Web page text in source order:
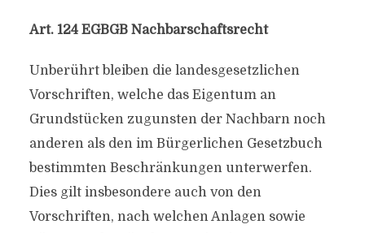
Art. 124 EGBGB Nachbarschaftsrecht
Unberührt bleiben die landesgesetzlichen
Vorschriften, welche das Eigentum an
Grundstücken zugunsten der Nachbarn noch
anderen als den im Bürgerlichen Gesetzbuch
bestimmten Beschränkungen unterwerfen.
Dies gilt insbesondere auch von den
Vorschriften, nach welchen Anlagen sowie